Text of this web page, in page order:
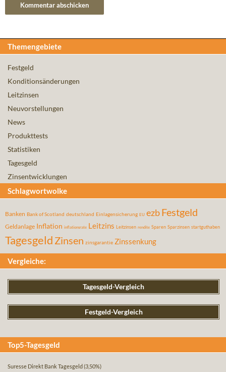
Themengebiete
Festgeld
Konditionsänderungen
Leitzinsen
Neuvorstellungen
News
Produkttests
Statistiken
Tagesgeld
Zinsentwicklungen
Schlagwortwolke
Banken Bank of Scotland deutschland Einlagensicherung EU ezbFestgeld
Geldanlage Inflation inflationsrate Leitzins Leitzinsen rendite Sparen Sparzinsen startguthaben
Tagesgeld Zinsen zinsgarantie Zinssenkung
Vergleiche:
Tagesgeld-Vergleich
Festgeld-Vergleich
Top5-Tagesgeld
Suresse Direkt Bank Tagesgeld (3,50%)